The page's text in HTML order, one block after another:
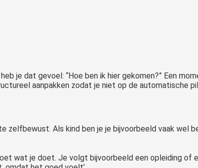
je dat gevoel: “Hoe ben ik hier gekomen?” Een
aanpakken zodat je niet op de automatische
zelfbewust. Als kind ben je je bijvoorbeeld vaak wel
wat je doet. Je volgt bijvoorbeeld een opleiding of